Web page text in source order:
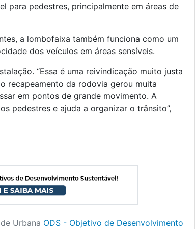
para pedestres, principalmente em áreas de
a lombofaixa também funciona como um
dos veículos em áreas sensíveis.
“Essa é uma reivindicação muito justa
recapeamento da rodovia gerou muita
em pontos de grande movimento. A
pedestres e ajuda a organizar o trânsito”,
Urbana ODS - Objetivo de Desenvolvimento